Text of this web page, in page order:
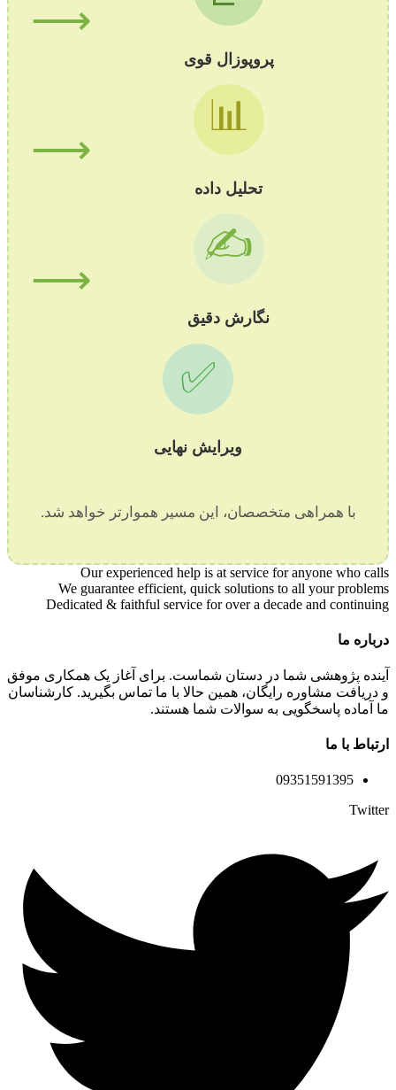
پروپوزال قوی
⟶
📊
تحلیل داده
⟶
✍️
نگارش دقیق
⟶
✅
ویرایش نهایی
با همراهی متخصصان، این مسیر هموارتر خواهد شد.
Our experienced help is at service for anyone who calls
We guarantee efficient, quick solutions to all your problems
Dedicated & faithful service for over a decade and continuing
درباره ما
آینده پژوهشی شما در دستان شماست. برای آغاز یک همکاری موفق
و دریافت مشاوره رایگان، همین حالا با ما تماس بگیرید. کارشناسان
ما آماده پاسخگویی به سوالات شما هستند.
ارتباط با ما
09351591395
Twitter